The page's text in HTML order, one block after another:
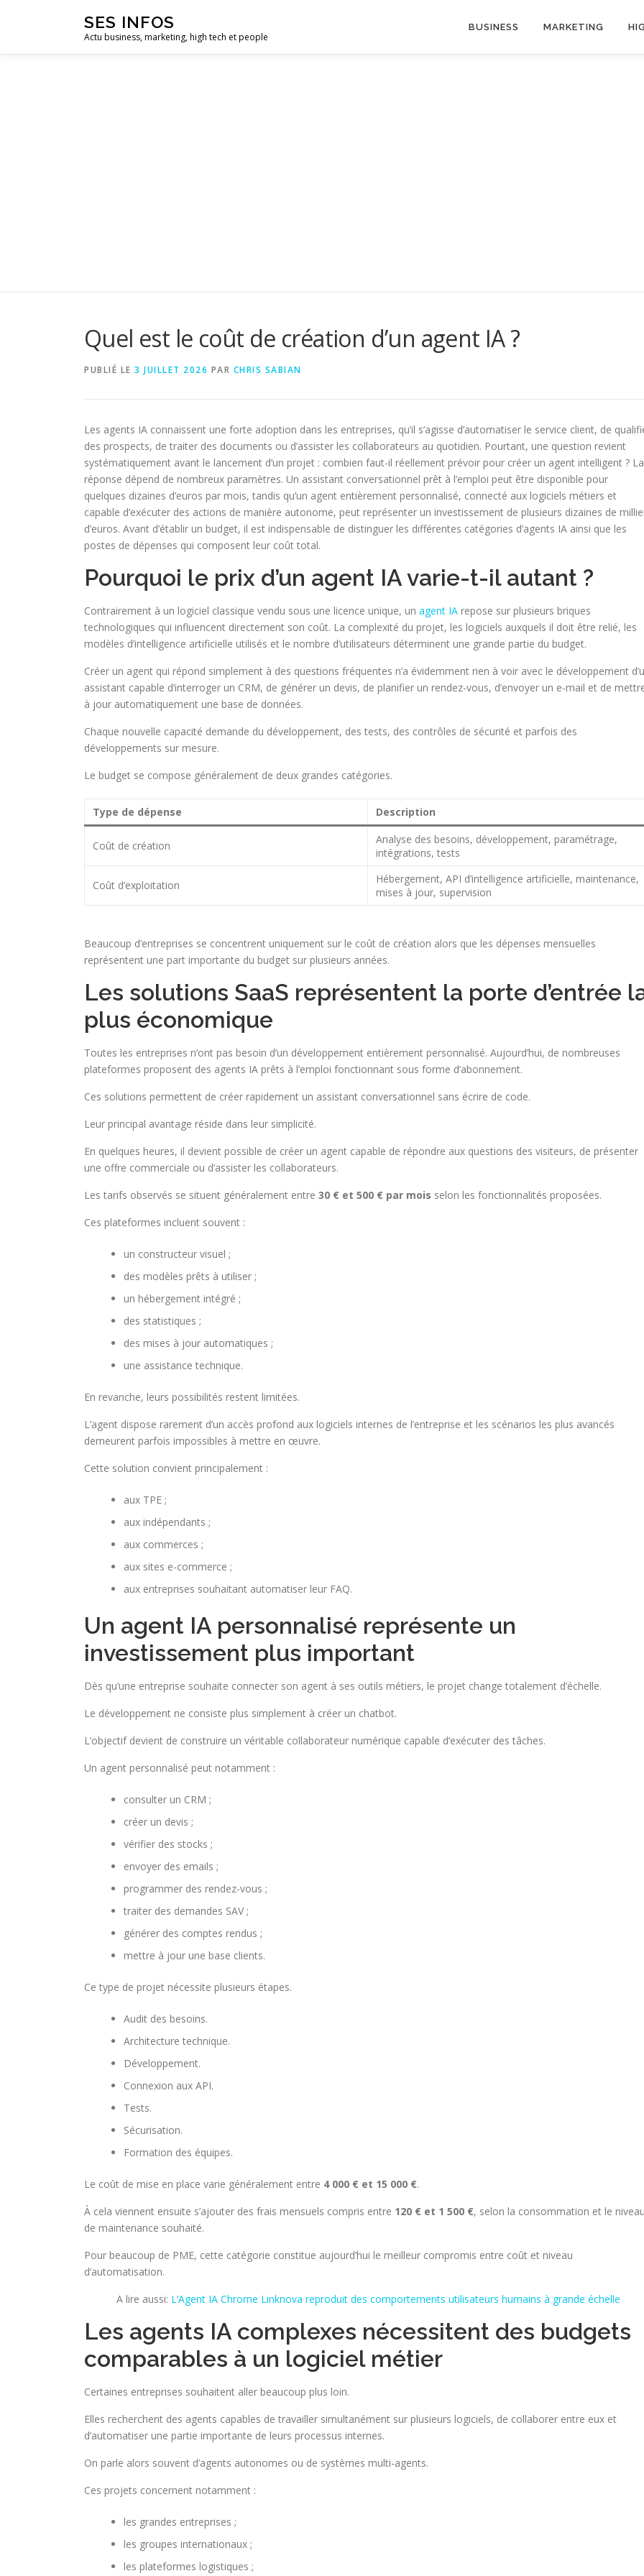
SES INFOS
Actu business, marketing, high tech et people
BUSINESS MARKETING
Quel est le coût de création d’un agent IA ?
PUBLIÉ LE 3 JUILLET 2026 PAR CHRIS SABIAN
Les agents IA connaissent une forte adoption dans les entreprises, qu’il s’agisse d’automatiser le service client, de
des prospects, de traiter des documents ou d’assister les collaborateurs au quotidien. Pourtant, une question revient
systématiquement avant le lancement d’un projet : combien faut-il réellement prévoir pour créer un agent intelligent ? La
réponse dépend de nombreux paramètres. Un assistant conversationnel prêt à l’emploi peut être disponible pour
quelques dizaines d’euros par mois, tandis qu’un agent entièrement personnalisé, connecté aux logiciels métiers et
capable d’exécuter des actions de manière autonome, peut représenter un investissement de plusieurs dizaines de
d’euros. Avant d’établir un budget, il est indispensable de distinguer les différentes catégories d’agents IA ainsi que les
postes de dépenses qui composent leur coût total.
Pourquoi le prix d’un agent IA varie-t-il autant ?
Contrairement à un logiciel classique vendu sous une licence unique, un agent IA repose sur plusieurs briques
technologiques qui influencent directement son coût. La complexité du projet, les logiciels auxquels il doit être relié, les
modèles d’intelligence artificielle utilisés et le nombre d’utilisateurs déterminent une grande partie du budget.
Créer un agent qui répond simplement à des questions fréquentes n’a évidemment rien à voir avec le développement
assistant capable d’interroger un CRM, de générer un devis, de planifier un rendez-vous, d’envoyer un e-mail et de
à jour automatiquement une base de données.
Chaque nouvelle capacité demande du développement, des tests, des contrôles de sécurité et parfois des
développements sur mesure.
Le budget se compose généralement de deux grandes catégories.
Type de dépense Description
Coût de création
Analyse des besoins, développement, paramétrage,
intégrations, tests
Coût d’exploitation
Hébergement, API d’intelligence artificielle, maintenance,
mises à jour, supervision
Beaucoup d’entreprises se concentrent uniquement sur le coût de création alors que les dépenses mensuelles
représentent une part importante du budget sur plusieurs années.
Les solutions SaaS représentent la porte d’entrée
plus économique
Toutes les entreprises n’ont pas besoin d’un développement entièrement personnalisé. Aujourd’hui, de nombreuses
plateformes proposent des agents IA prêts à l’emploi fonctionnant sous forme d’abonnement.
Ces solutions permettent de créer rapidement un assistant conversationnel sans écrire de code.
Leur principal avantage réside dans leur simplicité.
En quelques heures, il devient possible de créer un agent capable de répondre aux questions des visiteurs, de présenter
une offre commerciale ou d’assister les collaborateurs.
Les tarifs observés se situent généralement entre 30 € et 500 € par mois selon les fonctionnalités proposées.
Ces plateformes incluent souvent :
un constructeur visuel ;
des modèles prêts à utiliser ;
un hébergement intégré ;
des statistiques ;
des mises à jour automatiques ;
une assistance technique.
En revanche, leurs possibilités restent limitées.
L’agent dispose rarement d’un accès profond aux logiciels internes de l’entreprise et les scénarios les plus avancés
demeurent parfois impossibles à mettre en œuvre.
Cette solution convient principalement :
aux TPE ;
aux indépendants ;
aux commerces ;
aux sites e-commerce ;
aux entreprises souhaitant automatiser leur FAQ.
Un agent IA personnalisé représente un
investissement plus important
Dès qu’une entreprise souhaite connecter son agent à ses outils métiers, le projet change totalement d’échelle.
Le développement ne consiste plus simplement à créer un chatbot.
L’objectif devient de construire un véritable collaborateur numérique capable d’exécuter des tâches.
Un agent personnalisé peut notamment :
consulter un CRM ;
créer un devis ;
vérifier des stocks ;
envoyer des emails ;
programmer des rendez-vous ;
traiter des demandes SAV ;
générer des comptes rendus ;
mettre à jour une base clients.
Ce type de projet nécessite plusieurs étapes.
Audit des besoins.
Architecture technique.
Développement.
Connexion aux API.
Tests.
Sécurisation.
Formation des équipes.
Le coût de mise en place varie généralement entre 4 000 € et 15 000 €.
À cela viennent ensuite s’ajouter des frais mensuels compris entre 120 € et 1 500 €, selon la consommation et le
de maintenance souhaité.
Pour beaucoup de PME, cette catégorie constitue aujourd’hui le meilleur compromis entre coût et niveau
d’automatisation.
A lire aussi: L’Agent IA Chrome Linknova reproduit des comportements utilisateurs humains à grande échelle
Les agents IA complexes nécessitent des budgets
comparables à un logiciel métier
Certaines entreprises souhaitent aller beaucoup plus loin.
Elles recherchent des agents capables de travailler simultanément sur plusieurs logiciels, de collaborer entre eux et
d’automatiser une partie importante de leurs processus internes.
On parle alors souvent d’agents autonomes ou de systèmes multi-agents.
Ces projets concernent notamment :
les grandes entreprises ;
les groupes internationaux ;
les plateformes logistiques ;